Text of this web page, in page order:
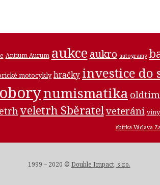
Antium Aurum aukce aukro autogramy
motocykly hračky investice do
numismatika
veletrh Sběratelveteráni
sbírka Václava
1999 – 2020 © Double Impact, s.r.o.